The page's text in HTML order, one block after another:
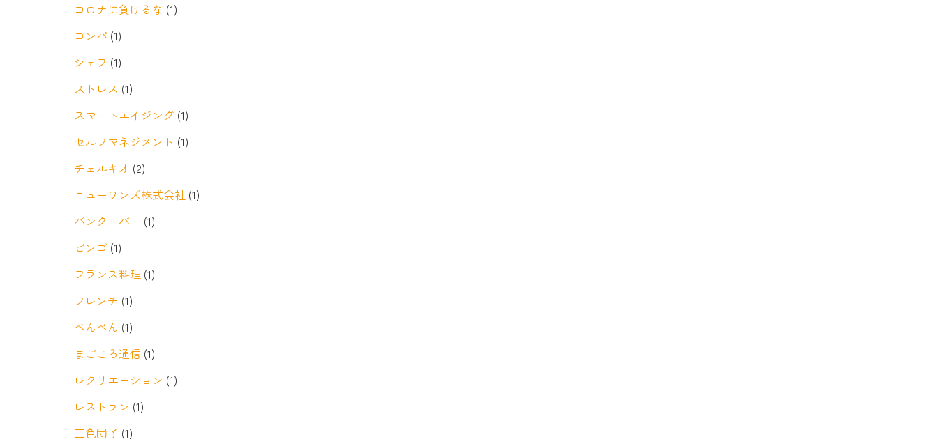
コロナに負けるな (1)
コンパ (1)
シェフ (1)
ストレス (1)
スマートエイジング(1)
セルフマネジメント (1)
チェルキオ (2)
ニューワンズ株式会社 (1)
バンクーバー (1)
ビンゴ(1)
フランス料理(1)
フレンチ (1)
べんべん (1)
まごころ通信 (1)
レクリエーション (1)
レストラン (1)
三色団子(1)